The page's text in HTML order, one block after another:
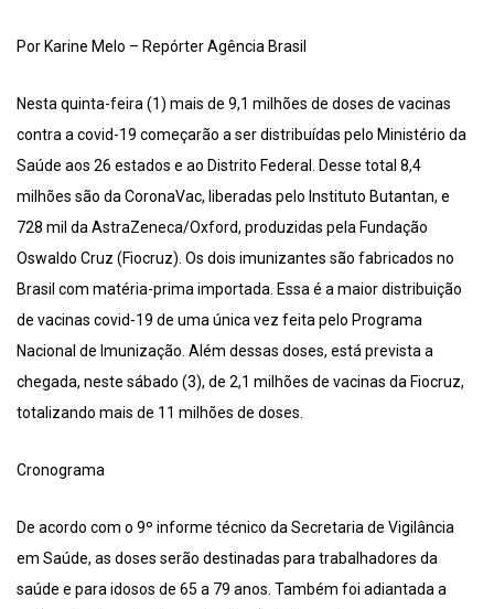
Por Karine Melo – Repórter Agência Brasil
Nesta quinta-feira (1) mais de 9,1 milhões de doses de vacinas
contra a covid-19 começarão a ser distribuídas pelo Ministério da
Saúde aos 26 estados e ao Distrito Federal. Desse total 8,4
milhões são da CoronaVac, liberadas pelo Instituto Butantan, e
728 mil da AstraZeneca/Oxford, produzidas pela Fundação
Oswaldo Cruz (Fiocruz). Os dois imunizantes são fabricados no
Brasil com matéria-prima importada. Essa é a maior distribuição
de vacinas covid-19 de uma única vez feita pelo Programa
Nacional de Imunização. Além dessas doses, está prevista a
chegada, neste sábado (3), de 2,1 milhões de vacinas da Fiocruz,
totalizando mais de 11 milhões de doses.
Cronograma
De acordo com o 9º informe técnico da Secretaria de Vigilância
em Saúde, as doses serão destinadas para trabalhadores da
saúde e para idosos de 65 a 79 anos. Também foi adiantada a